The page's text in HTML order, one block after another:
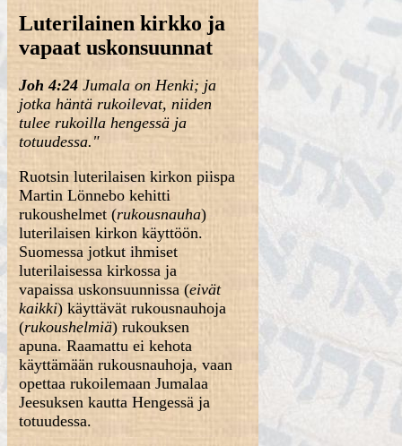
Luterilainen kirkko ja
vapaat uskonsuunnat
Joh 4:24 Jumala on Henki; ja
jotka häntä rukoilevat, niiden
tulee rukoilla hengessä ja
totuudessa."
Ruotsin luterilaisen kirkon piispa
Martin Lönnebo kehitti
rukoushelmet (rukousnauha)
luterilaisen kirkon käyttöön.
Suomessa jotkut ihmiset
luterilaisessa kirkossa ja
vapaissa uskonsuunnissa (eivät
kaikki) käyttävät rukousnauhoja
(rukoushelmiä) rukouksen
apuna. Raamattu ei kehota
käyttämään rukousnauhoja, vaan
opettaa rukoilemaan Jumalaa
Jeesuksen kautta Hengessä ja
totuudessa.